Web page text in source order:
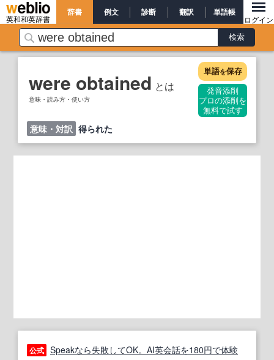
英和和英辞書
辞書 例文 診断 翻訳 単語帳
ログイン
were obtained とは
意味・読み方・使い方
単語を保存
発音添削
プロの添削を
無料で試す
意味・対訳 得られた
公式 Speakなら失敗してOK。AI英会話を180円で体験